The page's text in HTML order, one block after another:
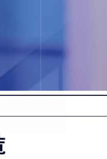
き”から始まる未来への学び
Report.
ビーチャンネル